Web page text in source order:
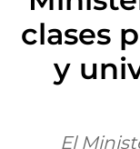
clases
y
El